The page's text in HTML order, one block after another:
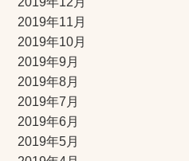
2019年11月
2019年10月
2019年9月
2019年8月
2019年7月
2019年6月
2019年5月